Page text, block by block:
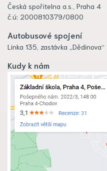
Česká spořitelna a.s., Praha 4
č.ú: 2000810379/0800
Autobusové spojení
Linka 135, zastávka „Dědinova“
Kudy k nám